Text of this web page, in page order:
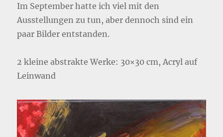
Im September hatte ich viel mit den
Ausstellungen zu tun, aber dennoch sind ein
paar Bilder entstanden.
2 kleine abstrakte Werke: 30×30 cm, Acryl auf
Leinwand